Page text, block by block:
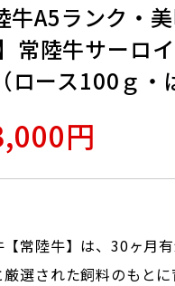
牛A5ランク・
常陸牛サーロ
ロース100ｇ・
円
常陸牛】は、30ヶ月
選された飼料のもと